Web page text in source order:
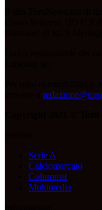
Serie A
Calciomercato
Columnist
Multimedia